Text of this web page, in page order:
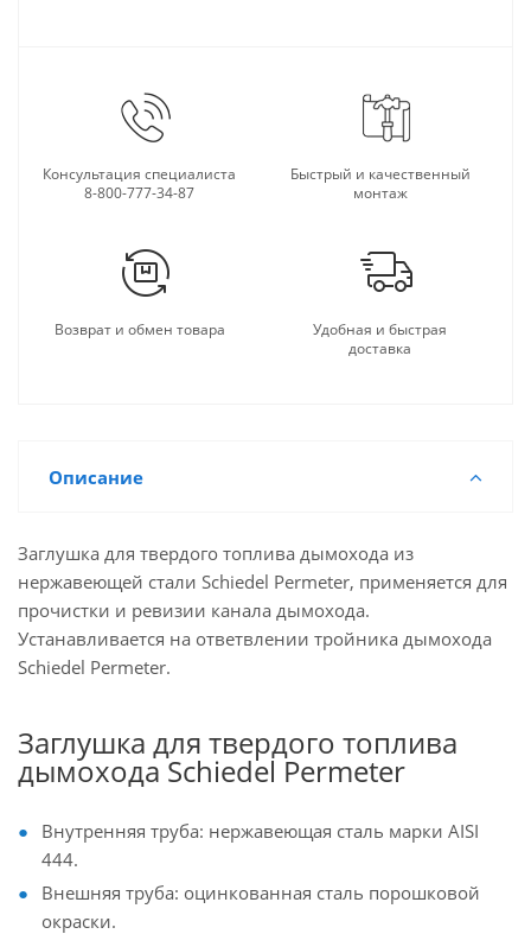
Консультация специалиста
8-800-777-34-87
Быстрый и качественный
монтаж
Возврат и обмен товара
Удобная и быстрая
доставка
Описание
Заглушка для твердого топлива дымохода из
нержавеющей стали Schiedel Permeter, применяется для
прочистки и ревизии канала дымохода.
Устанавливается на ответвлении тройника дымохода
Schiedel Permeter.
Заглушка для твердого топлива
дымохода Schiedel Permeter
Внутренняя труба: нержавеющая сталь марки AISI
444.
Внешняя труба: оцинкованная сталь порошковой
окраски.